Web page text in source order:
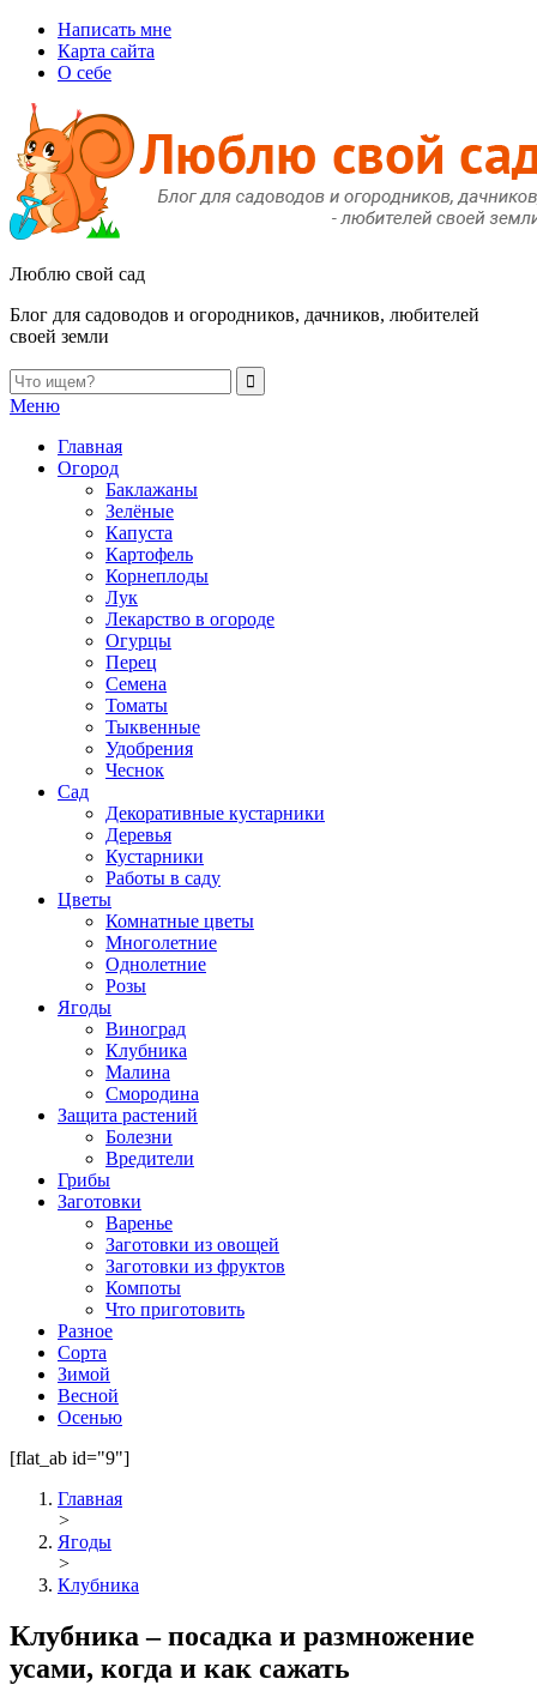
Написать мне
Карта сайта
О себе
Люблю свой сад
Блог для садоводов и огородников, дачников, любителей
своей земли
Меню
Главная
Огород
Баклажаны
Зелёные
Капуста
Картофель
Корнеплоды
Лук
Лекарство в огороде
Огурцы
Перец
Семена
Томаты
Тыквенные
Удобрения
Чеснок
Сад
Декоративные кустарники
Деревья
Кустарники
Работы в саду
Цветы
Комнатные цветы
Многолетние
Однолетние
Розы
Ягоды
Виноград
Клубника
Малина
Смородина
Защита растений
Болезни
Вредители
Грибы
Заготовки
Варенье
Заготовки из овощей
Заготовки из фруктов
Компоты
Что приготовить
Разное
Сорта
Зимой
Весной
Осенью
[flat_ab id="9"]
Главная
>
Ягоды
>
Клубника
Клубника – посадка и размножение
усами, когда и как сажать